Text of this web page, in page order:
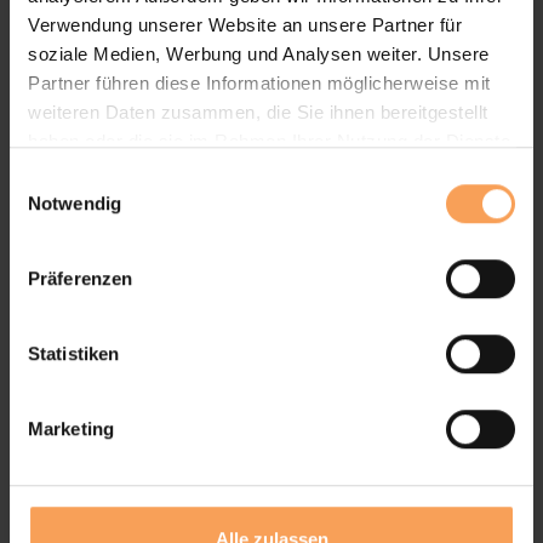
Verwendung unserer Website an unsere Partner für
soziale Medien, Werbung und Analysen weiter. Unsere
Partner führen diese Informationen möglicherweise mit
weiteren Daten zusammen, die Sie ihnen bereitgestellt
Notwendig
Präferenzen
Statistiken
Marketing
Alle zulassen